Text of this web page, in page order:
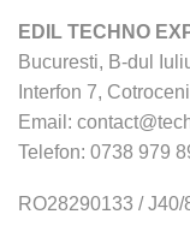
EDIL TECHNO
Bucuresti, B-dul
Interfon 7,
Email:
Telefon: 0738 979
RO28290133 /